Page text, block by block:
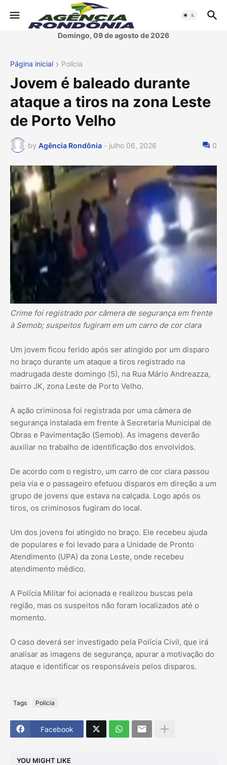
Domingo, 09 de agosto de 2026
Página inicial Polícia
Jovem é baleado durante
ataque a tiros na zona Leste
de Porto Velho
by Agência Rondônia - julho 06, 2026 0
Crime foi registrado por câmera de segurança em frente
à Semob; suspeitos fugiram em um carro de cor clara
Um jovem ficou ferido após ser atingido por um disparo
no braço durante um ataque a tiros registrado na
madrugada deste domingo (5), na Rua Mário Andreazza,
bairro JK, zona Leste de Porto Velho.
A ação criminosa foi registrada por uma câmera de
segurança instalada em frente à Secretaria Municipal de
Obras e Pavimentação (Semob). As imagens deverão
auxiliar no trabalho de identificação dos envolvidos.
De acordo com o registro, um carro de cor clara passou
pela via e o passageiro efetuou disparos em direção a um
grupo de jovens que estava na calçada. Logo após os
tiros, os criminosos fugiram do local.
Um dos jovens foi atingido no braço. Ele recebeu ajuda
de populares e foi levado para a Unidade de Pronto
Atendimento (UPA) da zona Leste, onde recebeu
atendimento médico.
A Polícia Militar foi acionada e realizou buscas pela
região, mas os suspeitos não foram localizados até o
momento.
O caso deverá ser investigado pela Polícia Civil, que irá
analisar as imagens de segurança, apurar a motivação do
ataque e identificar os responsáveis pelos disparos.
Tags Polícia
Facebook
YOU MIGHT LIKE